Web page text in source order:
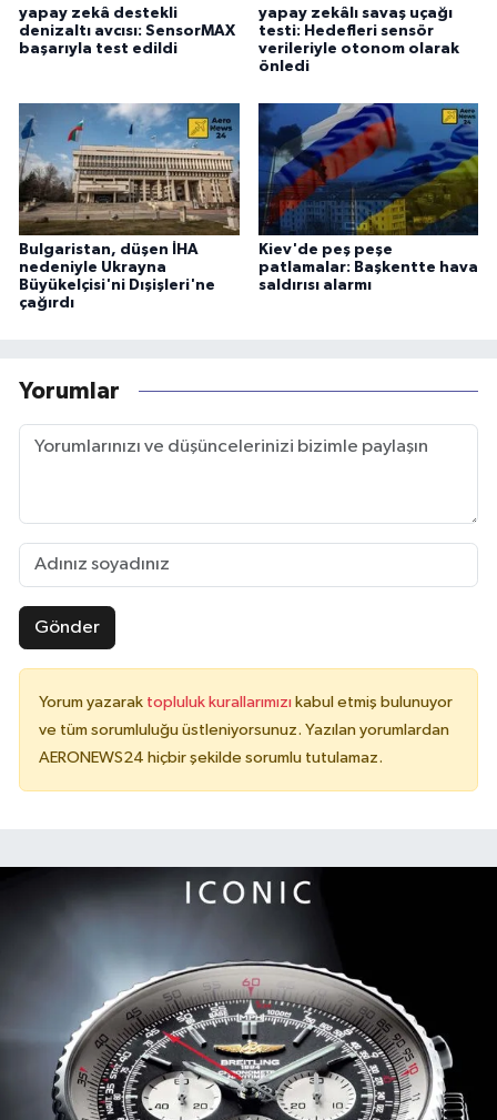
yapay zekâ destekli
denizaltı avcısı: SensorMAX
başarıyla test edildi
yapay zekâlı savaş uçağı
testi: Hedefleri sensör
verileriyle otonom olarak
önledi
Bulgaristan, düşen İHA
nedeniyle Ukrayna
Büyükelçisi'ni Dışişleri'ne
çağırdı
Kiev'de peş peşe
patlamalar: Başkentte hava
saldırısı alarmı
Yorumlar
Gönder
Yorum yazarak topluluk kurallarımızı kabul etmiş bulunuyor
ve tüm sorumluluğu üstleniyorsunuz. Yazılan yorumlardan
AERONEWS24 hiçbir şekilde sorumlu tutulamaz.